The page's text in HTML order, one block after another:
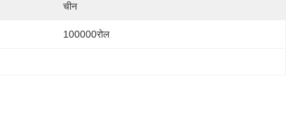
चीन
100000रोल